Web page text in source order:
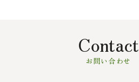
Contact
お問い合わせ